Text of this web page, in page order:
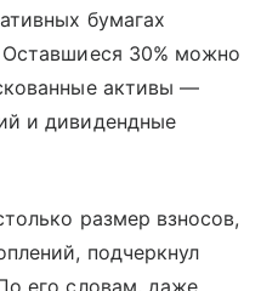
бумагах
30% можно
активы —
и дивидендные
размер взносов,
подчеркнул